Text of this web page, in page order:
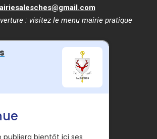
: visitez le menu mairie pratique